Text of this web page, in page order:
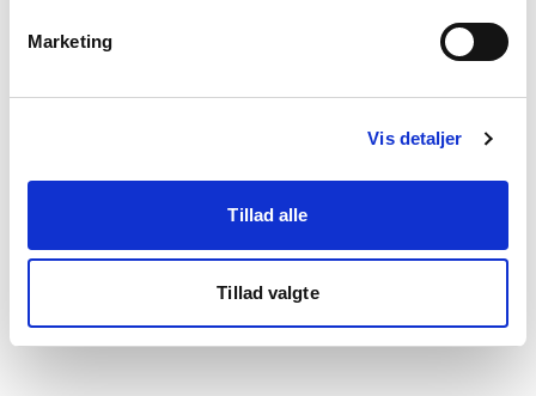
Marketing
Vis detaljer
Tillad alle
Tillad valgte